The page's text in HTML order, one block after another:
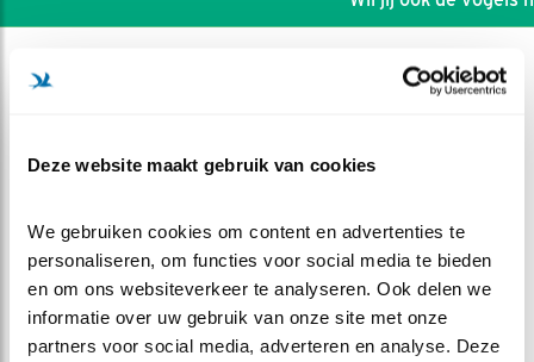
Deze website maakt gebruik van cookies
We gebruiken cookies om content en advertenties te
personaliseren, om functies voor social media te bieden
en om ons websiteverkeer te analyseren. Ook delen we
informatie over uw gebruik van onze site met onze
partners voor social media, adverteren en analyse. Deze